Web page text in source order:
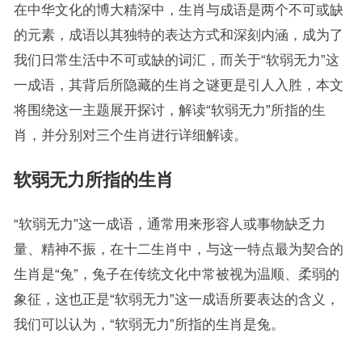
在中华文化的博大精深中，生肖与成语是两个不可或缺
的元素，成语以其独特的表达方式和深刻内涵，成为了
我们日常生活中不可或缺的词汇，而关于“软弱无力”这
一成语，其背后所隐藏的生肖之谜更是引人入胜，本文
将围绕这一主题展开探讨，解读“软弱无力”所指的生
肖，并分别对三个生肖进行详细解读。
软弱无力所指的生肖
“软弱无力”这一成语，通常用来形容人或事物缺乏力
量、精神不振，在十二生肖中，与这一特点最为契合的
生肖是“兔”，兔子在传统文化中常被视为温顺、柔弱的
象征，这也正是“软弱无力”这一成语所要表达的含义，
我们可以认为，“软弱无力”所指的生肖是兔。